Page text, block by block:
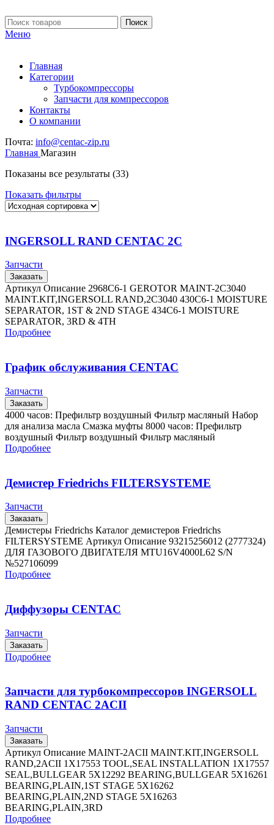
Поиск
Меню
Главная
Категории
Турбокомпрессоры
Запчасти для компрессоров
Контакты
О компании
Почта: info@centac-zip.ru
Главная Магазин
Показаны все результаты (33)
Показать фильтры
INGERSOLL RAND CENTAC 2C
Запчасти
Заказать
Артикул Описание 2968C6-1 GEROTOR MAINT-2C3040
MAINT.KIT,INGERSOLL RAND,2C3040 430C6-1 MOISTURE
SEPARATOR, 1ST & 2ND STAGE 434C6-1 MOISTURE
SEPARATOR, 3RD & 4TH
Подробнее
График обслуживания CENTAC
Запчасти
Заказать
4000 часов: Префильтр воздушный Фильтр масляный Набор
для анализа масла Смазка муфты 8000 часов: Префильтр
воздушный Фильтр воздушный Фильтр масляный
Подробнее
Демистер Friedrichs FILTERSYSTEME
Запчасти
Заказать
Демистеры Friedrichs Каталог демистеров Friedrichs
FILTERSYSTEME Артикул Описание 93215256012 (2777324)
ДЛЯ ГАЗОВОГО ДВИГАТЕЛЯ МTU16V4000L62 S/N
№527106099
Подробнее
Диффузоры CENTAC
Запчасти
Заказать
Подробнее
Запчасти для турбокомпрессоров INGERSOLL
RAND CENTAC 2ACII
Запчасти
Заказать
Артикул Описание MAINT-2ACII MAINT.KIT,INGERSOLL
RAND,2ACII 1X17553 TOOL,SEAL INSTALLATION 1X17557
SEAL,BULLGEAR 5X12292 BEARING,BULLGEAR 5X16261
BEARING,PLAIN,1ST STAGE 5X16262
BEARING,PLAIN,2ND STAGE 5X16263
BEARING,PLAIN,3RD
Подробнее